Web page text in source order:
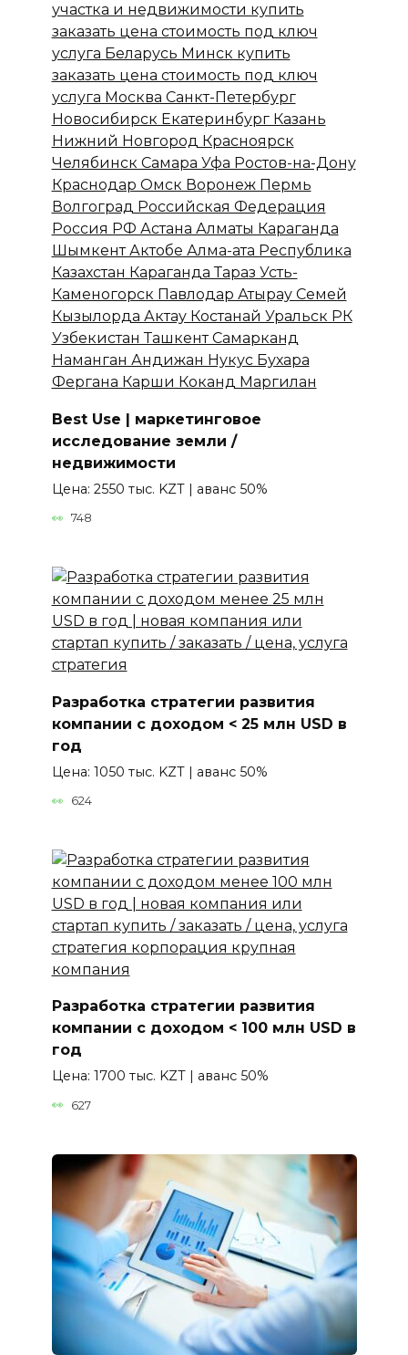
Best Use | маркетинговое
исследование земли /
недвижимости
Цена: 2550 тыс. KZT | аванс 50%
748
Разработка стратегии развития
компании с доходом < 25 млн USD в
год
Цена: 1050 тыс. KZT | аванс 50%
624
Разработка стратегии развития
компании с доходом < 100 млн USD в
год
Цена: 1700 тыс. KZT | аванс 50%
627